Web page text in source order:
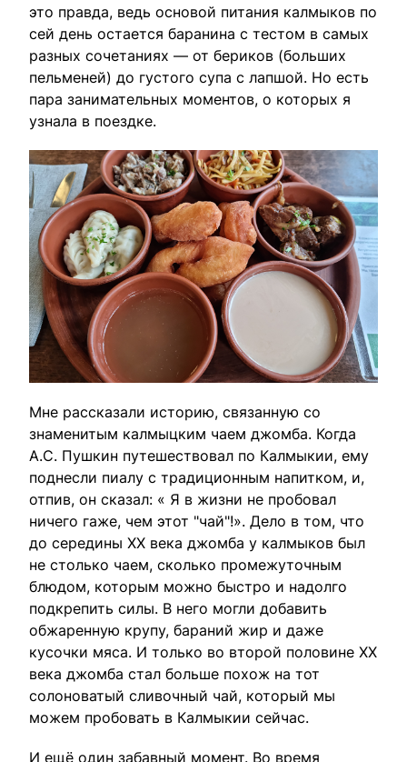
это правда, ведь основой питания калмыков по
сей день остается баранина с тестом в самых
разных сочетаниях — от бериков (больших
пельменей) до густого супа с лапшой. Но есть
пара занимательных моментов, о которых я
узнала в поездке.
Мне рассказали историю, связанную со
знаменитым калмыцким чаем джомба. Когда
А.С. Пушкин путешествовал по Калмыкии, ему
поднесли пиалу с традиционным напитком, и,
отпив, он сказал: « Я в жизни не пробовал
ничего гаже, чем этот "чай"!». Дело в том, что
до середины XX века джомба у калмыков был
не столько чаем, сколько промежуточным
блюдом, которым можно быстро и надолго
подкрепить силы. В него могли добавить
обжаренную крупу, бараний жир и даже
кусочки мяса. И только во второй половине XX
века джомба стал больше похож на тот
солоноватый сливочный чай, который мы
можем пробовать в Калмыкии сейчас.
И ещё один забавный момент. Во время